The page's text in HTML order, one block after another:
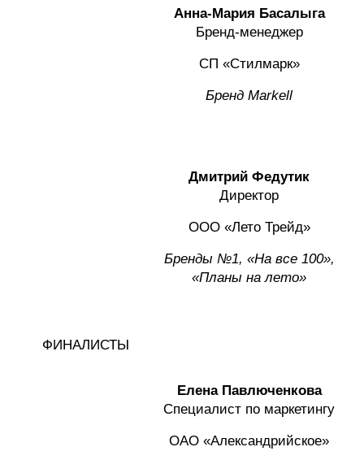
ФИНАЛИСТЫ
Анна-Мария Басалыга
Бренд-менеджер
СП «Стилмарк»
Бренд Markell
Дмитрий Федутик
Директор
ООО «Лето Трейд»
Бренды №1, «На все 100»,
«Планы на лето»
Елена Павлюченкова
Специалист по маркетингу
ОАО «Александрийское»